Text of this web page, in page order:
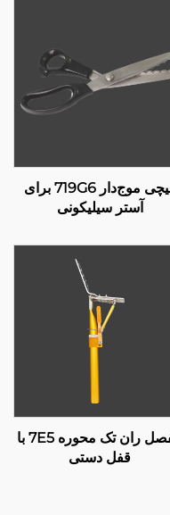
قیچی موج‌دار 719G6 برای
آستر سیلیکونی
مفصل ران تک محوره 7E5 با
قفل دستی